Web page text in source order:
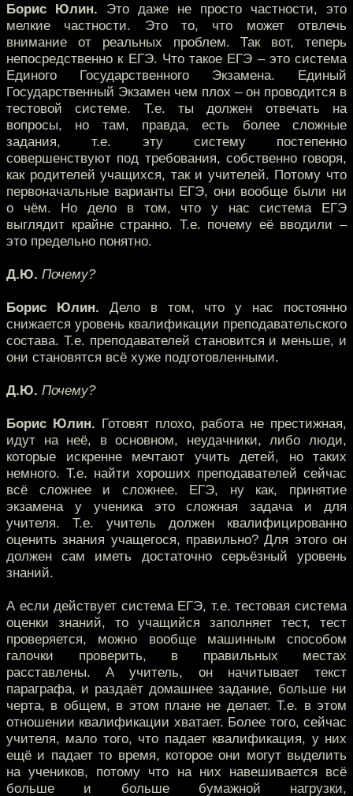
Борис Юлин. Это даже не просто частности, это
мелкие частности. Это то, что может отвлечь
внимание от реальных проблем. Так вот, теперь
непосредственно к ЕГЭ. Что такое ЕГЭ – это система
Единого Государственного Экзамена. Единый
Государственный Экзамен чем плох – он проводится в
тестовой системе. Т.е. ты должен отвечать на
вопросы, но там, правда, есть более сложные
задания, т.е. эту систему постепенно
совершенствуют под требования, собственно говоря,
как родителей учащихся, так и учителей. Потому что
первоначальные варианты ЕГЭ, они вообще были ни
о чём. Но дело в том, что у нас система ЕГЭ
выглядит крайне странно. Т.е. почему её вводили –
это предельно понятно.
Д.Ю. Почему?
Борис Юлин. Дело в том, что у нас постоянно
снижается уровень квалификации преподавательского
состава. Т.е. преподавателей становится и меньше, и
они становятся всё хуже подготовленными.
Д.Ю. Почему?
Борис Юлин. Готовят плохо, работа не престижная,
идут на неё, в основном, неудачники, либо люди,
которые искренне мечтают учить детей, но таких
немного. Т.е. найти хороших преподавателей сейчас
всё сложнее и сложнее. ЕГЭ, ну как, принятие
экзамена у ученика это сложная задача и для
учителя. Т.е. учитель должен квалифицированно
оценить знания учащегося, правильно? Для этого он
должен сам иметь достаточно серьёзный уровень
знаний.
А если действует система ЕГЭ, т.е. тестовая система
оценки знаний, то учащийся заполняет тест, тест
проверяется, можно вообще машинным способом
галочки проверить, в правильных местах
расставлены. А учитель, он начитывает текст
параграфа, и раздаёт домашнее задание, больше ни
черта, в общем, в этом плане не делает. Т.е. в этом
отношении квалификации хватает. Более того, сейчас
учителя, мало того, что падает квалификация, у них
ещё и падает то время, которое они могут выделить
на учеников, потому что на них навешивается всё
больше и больше бумажной нагрузки,